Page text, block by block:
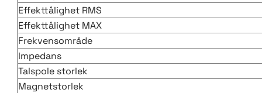
Effekttålighet RMS
Effekttålighet MAX
Frekvensområde
Impedans
Talspole storlek
Magnetstorlek